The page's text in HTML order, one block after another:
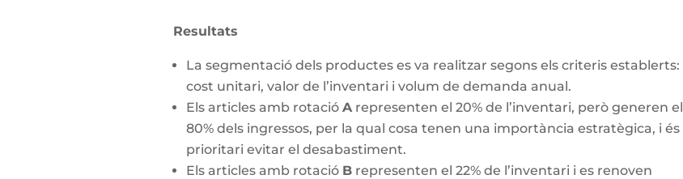
Resultats
La segmentació dels productes es va realitzar segons els criteris establerts:
cost unitari, valor de l’inventari i volum de demanda anual.
Els articles amb rotacióArepresenten el 20% de l’inventari, però generen el
80% dels ingressos, per la qual cosa tenen una importància estratègica, i és
prioritari evitar el desabastiment.
Els articles amb rotació B representen el 22% de l’inventari i es renoven